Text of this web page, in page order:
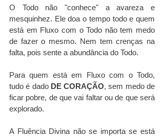
O Todo não "conhece" a avareza e
mesquinhez. Ele doa o tempo todo e quem
está em Fluxo com o Todo não tem medo
de fazer o mesmo. Nem tem crenças na
falta, pois sente a abundância do Todo.
Para quem está em Fluxo com o Todo,
tudo é dado DE CORAÇÃO, sem medo de
ficar pobre, de que vai faltar ou de que será
explorado.
A Fluência Divina não se importa se está